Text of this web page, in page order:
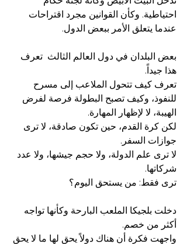
احتياطية. وكأن القوانين مجرد اقتراحات
عندما يتعلق الأمر ببعض الدول.
بعض البلدان في دول العالم الثالث  تعرف
هذا جيداً.
تعرف كيف تتحول الملاعب إلى مسرح
للنفوذ، وكيف تصبح البطولة فرصة لفرض
الهيبة، لا لإظهار المهارة.
لكن كرة القدم، حين تكون صادقة، لا ترى
جوازات السفر.
لا ترى علم الدولة، ولا حجم جيشها، ولا عدد
شركاتها.
ترى فقط: من يستحق اليوم؟
دخلت بلجيكا الملعب البارحة وكأنها تواجه
أكثر من خصم.
واجهت فكرة أن هناك دولاً يحق لها ما لا يحق